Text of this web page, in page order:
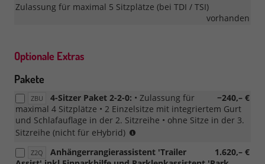
Zulassung für maximal 5 Sitzplätze (bei TDI / TSI)
vorhanden
Optionale Extras
Pakete
ZBU −240,– €
4-Sitzer Paket 2-2-0: • Zulassung für
maximal 4 Sitzplätze • 2 Einzelsitze mit integriertem Gurt
und Schlafauflage in der 2. Sitzreihe • ohne Sitze in der 3.
Sitzreihe (nicht für eHybrid)
/
Z2Q 1.620,– €
Anhängerrangierassistent 'Trailer